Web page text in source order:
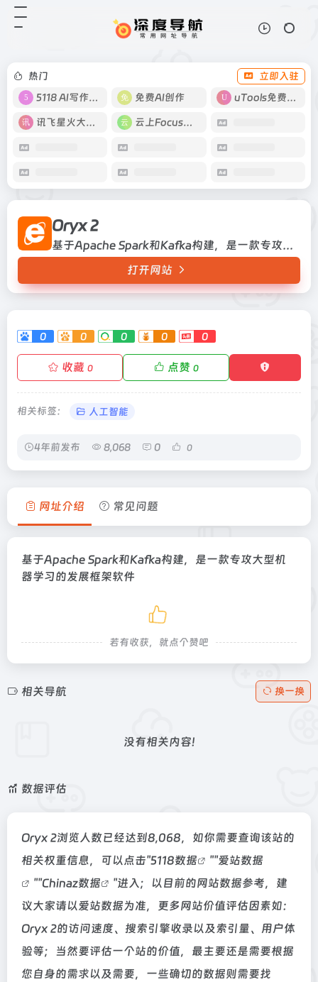
热门
立即入驻
5118 AI写作工具
免费AI创作 uTools免费工具箱
讯飞星火大模型 云上Focus接码
Oryx 2
基于Apache Spark和Kafka构建，是一款专攻大型机器学习的发展框架软件
打开网站
0 0 0 0 0
收藏 0 点赞 0
相关标签： 人工智能
4年前发布 8,068 0 0
是一款专攻大型机器学习的发展框架
软件
网址介绍 常见问题
基于Apache Spark和Kafka构建，是一款专攻大型机
器学习的发展框架软件
若有收获，就点个赞吧
相关导航 换一换
没有相关内容!
数据评估
Oryx 2浏览人数已经达到8,068，如你需要查询该站的
相关权重信息，可以点击"5118数据 ""爱站数据
""Chinaz数据
"进入；以目前的网站数据参考，建
议大家请以爱站数据为准，更多网站价值评估因素如：
Oryx 2的访问速度、搜索引擎收录以及索引量、用户体
验等；当然要评估一个站的价值，最主要还是需要根据
您自身的需求以及需要，一些确切的数据则需要找